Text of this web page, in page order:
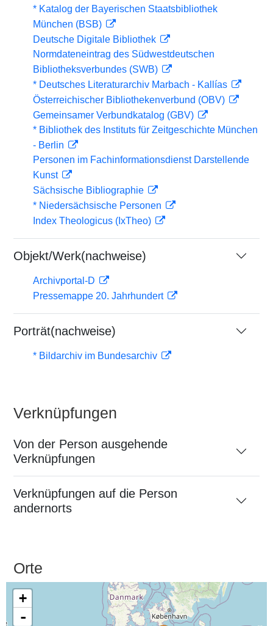
* Katalog der Bayerischen Staatsbibliothek
München (BSB)
Deutsche Digitale Bibliothek
Normdateneintrag des Südwestdeutschen
Bibliotheksverbundes (SWB)
* Deutsches Literaturarchiv Marbach - Kallías
Österreichischer Bibliothekenverbund (OBV)
Gemeinsamer Verbundkatalog (GBV)
* Bibliothek des Instituts für Zeitgeschichte München
- Berlin
Personen im Fachinformationsdienst Darstellende
Kunst
Sächsische Bibliographie
* Niedersächsische Personen
Index Theologicus (IxTheo)
Objekt/Werk(nachweise)
Archivportal-D
Pressemappe 20. Jahrhundert
Porträt(nachweise)
* Bildarchiv im Bundesarchiv
Verknüpfungen
Von der Person ausgehende
Verknüpfungen
Verknüpfungen auf die Person
andernorts
Orte
+
-